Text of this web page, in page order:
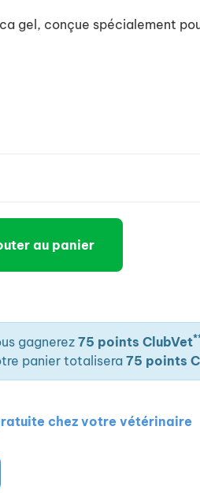
gel, conçue spécialement
au panier
gagnerez 75 points ClubVet
panier totalisera 75 points
chez votre vétérinaire